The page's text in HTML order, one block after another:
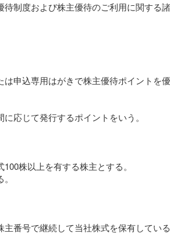
制度および株主優待のご利用に関する諸
申込専用はがきで株主優待ポイントを優
応じて発行するポイントをいう。
株以上を有する株主とする。
番号で継続して当社株式を保有している